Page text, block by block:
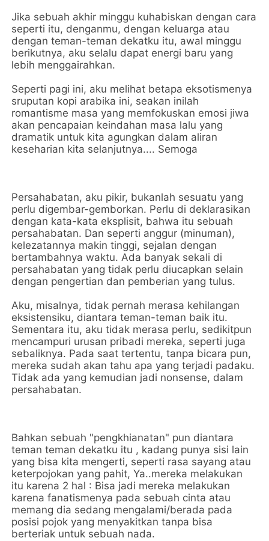
Jika sebuah akhir minggu kuhabiskan dengan cara
seperti itu, denganmu, dengan keluarga atau
dengan teman-teman dekatku itu, awal minggu
berikutnya, aku selalu dapat energi baru yang
lebih menggairahkan.
Seperti pagi ini, aku melihat betapa eksotismenya
sruputan kopi arabika ini, seakan inilah
romantisme masa yang memfokuskan emosi jiwa
akan pencapaian keindahan masa lalu yang
dramatik untuk kita agungkan dalam aliran
keseharian kita selanjutnya.... Semoga
Persahabatan, aku pikir, bukanlah sesuatu yang
perlu digembar-gemborkan. Perlu di deklarasikan
dengan kata-kata eksplisit, bahwa itu sebuah
persahabatan. Dan seperti anggur (minuman),
kelezatannya makin tinggi, sejalan dengan
bertambahnya waktu. Ada banyak sekali di
persahabatan yang tidak perlu diucapkan selain
dengan pengertian dan pemberian yang tulus.
Aku, misalnya, tidak pernah merasa kehilangan
eksistensiku, diantara teman-teman baik itu.
Sementara itu, aku tidak merasa perlu, sedikitpun
mencampuri urusan pribadi mereka, seperti juga
sebaliknya. Pada saat tertentu, tanpa bicara pun,
mereka sudah akan tahu apa yang terjadi padaku.
Tidak ada yang kemudian jadi nonsense, dalam
persahabatan.
Bahkan sebuah "pengkhianatan" pun diantara
teman teman dekatku itu , kadang punya sisi lain
yang bisa kita mengerti, seperti rasa sayang atau
keterpojokan yang pahit, Ya..mereka melakukan
itu karena 2 hal : Bisa jadi mereka melakukan
karena fanatismenya pada sebuah cinta atau
memang dia sedang mengalami/berada pada
posisi pojok yang menyakitkan tanpa bisa
berteriak untuk sebuah nada.